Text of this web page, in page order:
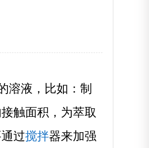
溶液，比如：制
触面积，为萃取
过搅拌器来加强